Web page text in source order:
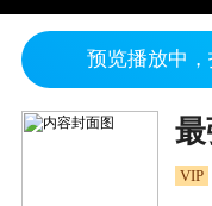
预览播放中
VIP